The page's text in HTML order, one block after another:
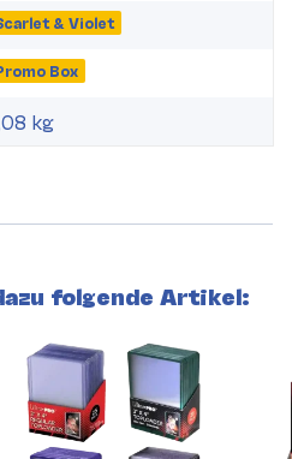
& Violet
Box
kg
folgende Artikel: